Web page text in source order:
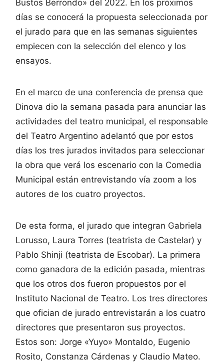
Bustos Berrondo» del 2022. En los próximos
días se conocerá la propuesta seleccionada por
el jurado para que en las semanas siguientes
empiecen con la selección del elenco y los
ensayos.
En el marco de una conferencia de prensa que
Dinova dio la semana pasada para anunciar las
actividades del teatro municipal, el responsable
del Teatro Argentino adelantó que por estos
días los tres jurados invitados para seleccionar
la obra que verá los escenario con la Comedia
Municipal están entrevistando vía zoom a los
autores de los cuatro proyectos.
De esta forma, el jurado que integran Gabriela
Lorusso, Laura Torres (teatrista de Castelar) y
Pablo Shinji (teatrista de Escobar). La primera
como ganadora de la edición pasada, mientras
que los otros dos fueron propuestos por el
Instituto Nacional de Teatro. Los tres directores
que ofician de jurado entrevistarán a los cuatro
directores que presentaron sus proyectos.
Estos son: Jorge «Yuyo» Montaldo, Eugenio
Rosito, Constanza Cárdenas y Claudio Mateo.